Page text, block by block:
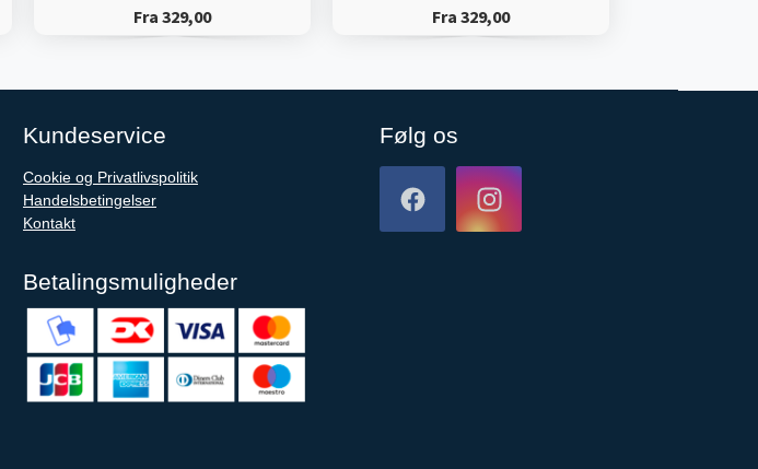
Fra 329,00 Fra 329,00
Kundeservice
Cookie og Privatlivspolitik
Handelsbetingelser
Kontakt
Betalingsmuligheder
Følg os